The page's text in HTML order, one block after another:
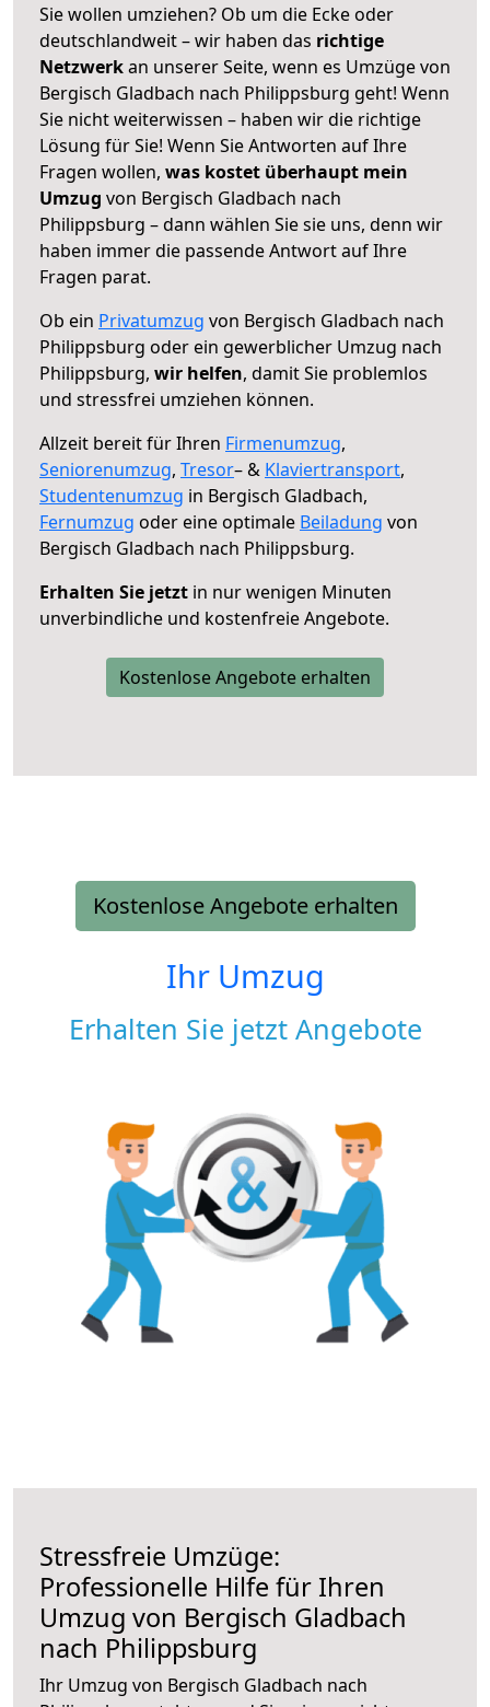
Sie wollen umziehen? Ob um die Ecke oder
deutschlandweit – wir haben das richtige
Netzwerkan unserer Seite, wenn es Umzüge von
Bergisch Gladbach nach Philippsburg geht! Wenn
Sie nicht weiterwissen – haben wir die richtige
Lösung für Sie! Wenn Sie Antworten auf Ihre
Fragen wollen, was kostet überhaupt mein
Umzug von Bergisch Gladbach nach
Philippsburg – dann wählen Sie sie uns, denn wir
haben immer die passende Antwort auf Ihre
Fragen parat.
Ob ein Privatumzug von Bergisch Gladbach nach
Philippsburg oder ein gewerblicher Umzug nach
Philippsburg, wir helfen, damit Sie problemlos
und stressfrei umziehen können.
Allzeit bereit für Ihren Firmenumzug,
Seniorenumzug, Tresor– & Klaviertransport,
Studentenumzug in Bergisch Gladbach,
Fernumzug oder eine optimale Beiladung von
Bergisch Gladbach nach Philippsburg.
Erhalten Sie jetzt in nur wenigen Minuten
unverbindliche und kostenfreie Angebote.
Kostenlose Angebote erhalten
Kostenlose Angebote erhalten
Ihr Umzug
Erhalten Sie jetzt Angebote
Stressfreie Umzüge:
Professionelle Hilfe für Ihren
Umzug von Bergisch Gladbach
nach Philippsburg
Ihr Umzug von Bergisch Gladbach nach